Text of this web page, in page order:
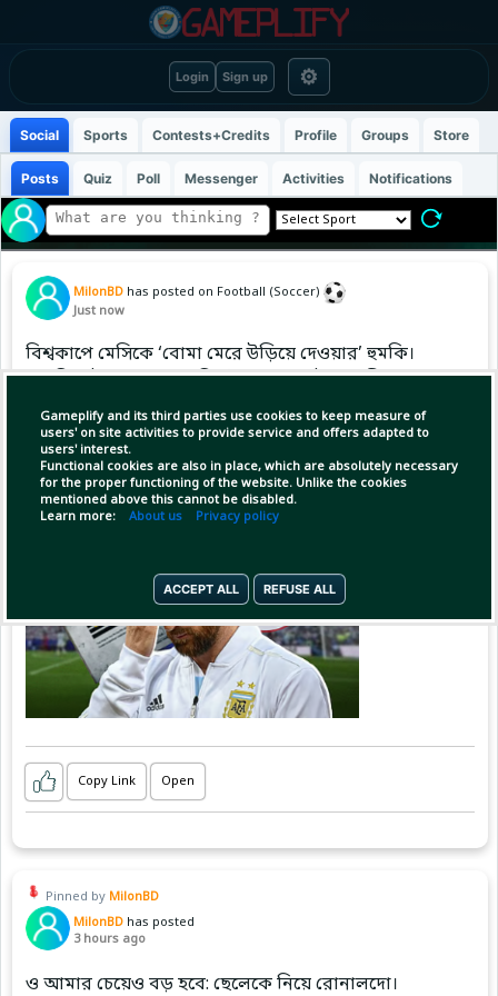
Login Sign up ⚙
Gameplify and its third parties use cookies to keep measure of
users' on site activities to provide service and offers adapted to
users' interest.
Functional cookies are also in place, which are absolutely necessary
for the proper functioning of the website. Unlike the cookies
mentioned above this cannot be disabled.
Learn more: About us Privacy policy
ACCEPT ALL REFUSE ALL
Social Sports Contests+Credits Profile Groups Store
Posts Quiz Poll Messenger Activities Notifications
MilonBD has posted on Football (Soccer)
Just now
বিশ্বকাপে মেসিকে ‘বোমা মেরে উড়িয়ে দেওয়ার’ হুমকি।
এফবিআইয়ের গোপন নথি ফাঁস। যুক্তরাষ্ট্রের কেন্দ্রীয়
গোয়েন্দা সংস্থা এফবিআই ও অংশ নেওয়া দেশগুলোর
পুলিশ বাহিনীকে নিয়ে গঠিত আইপিসিসি বিশ্বকাপজুড়ে
প্রতিদিন নিরাপত্তাবিষয়ক প্রতিবেদন তৈরি করেছে।
সেখানের তথ্য।
Copy Link Open
Pinned by MilonBD
MilonBD has posted
3 hours ago
ও আমার চেয়েও বড় হবে: ছেলেকে নিয়ে রোনালদো।